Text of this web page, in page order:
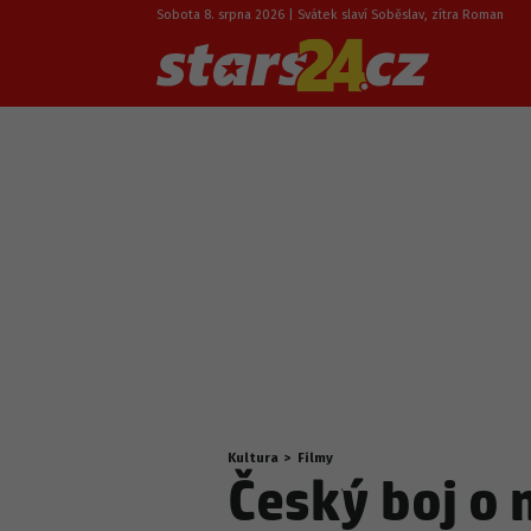
Sobota 8. srpna 2026 | Svátek slaví Soběslav, zítra Roman
Nacházíte
se
zde:
Kultura > Filmy
Český boj o